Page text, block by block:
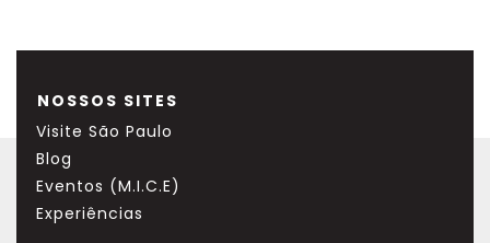
NOSSOS SITES
Visite São Paulo
Blog
Eventos (M.I.C.E)
Experiências